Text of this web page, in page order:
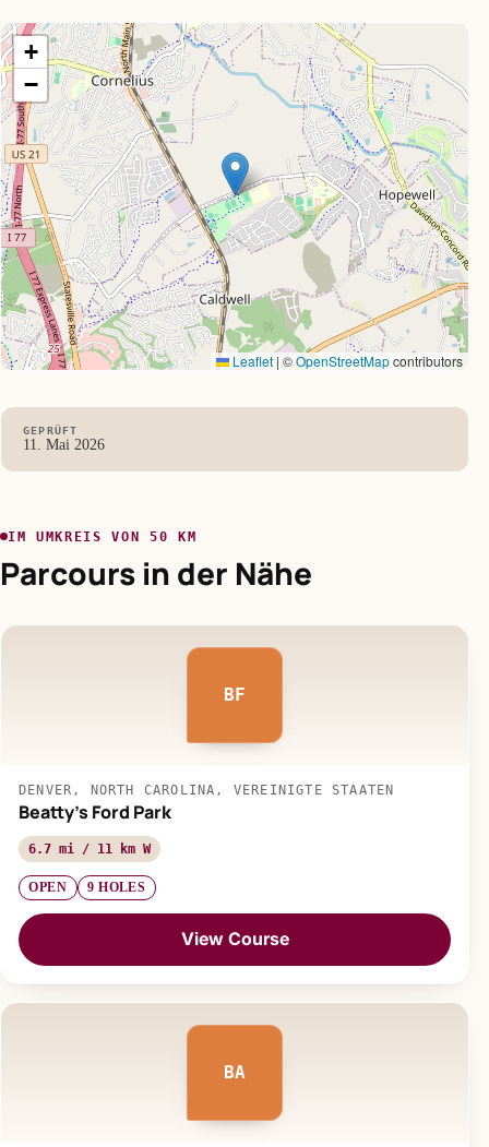
+
−
Leaflet | ©OpenStreetMapcontributors
GEPRÜFT
11. Mai 2026
IM UMKREIS VON 50 KM
Parcours in der Nähe
BF
DENVER, NORTH CAROLINA, VEREINIGTE STAATEN
Beatty's Ford Park
6.7 mi / 11 km W
OPEN 9 HOLES
View Course
BA